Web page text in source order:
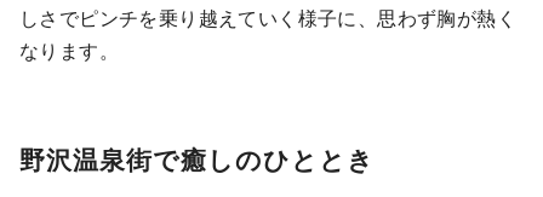
しさでピンチを乗り越えていく様子に、思わず胸が熱く
なります。
野沢温泉街で癒しのひととき